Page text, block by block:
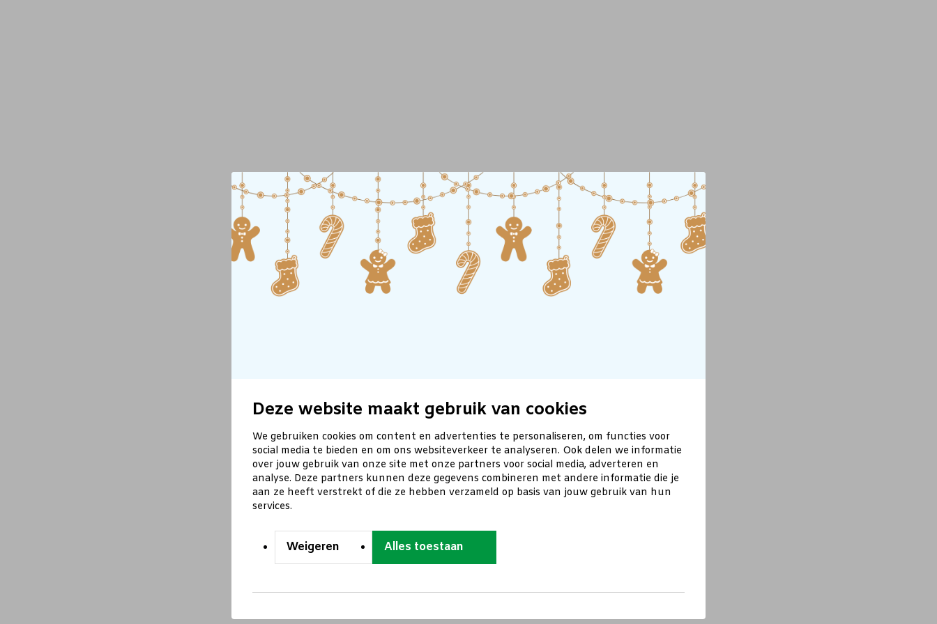
Deze website maakt gebruik van cookies
We gebruiken cookies om content en advertenties te personaliseren, om functies voor
social media te bieden en om ons websiteverkeer te analyseren. Ook delen we informatie
over jouw gebruik van onze site met onze partners voor social media, adverteren en
analyse. Deze partners kunnen deze gegevens combineren met andere informatie die je
aan ze heeft verstrekt of die ze hebben verzameld op basis van jouw gebruik van hun
services.
Weigeren Alles toestaan